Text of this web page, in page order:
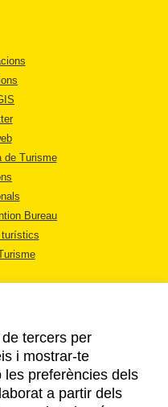
de Turisme
Bureau
turístics
tercers per
i mostrar-te
les preferències dels
a partir dels